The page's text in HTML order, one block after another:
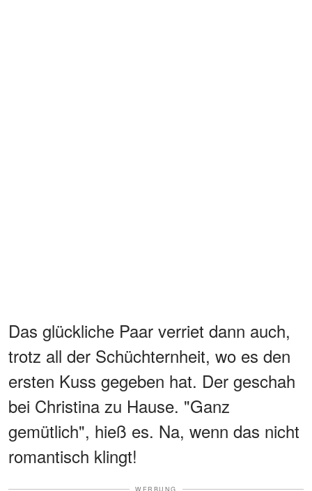
Das glückliche Paar verriet dann auch,
trotz all der Schüchternheit, wo es den
ersten Kuss gegeben hat. Der geschah
bei Christina zu Hause. "Ganz
gemütlich", hieß es. Na, wenn das nicht
romantisch klingt!
WERBUNG